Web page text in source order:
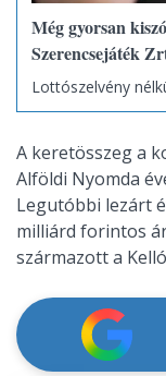
Még gyorsan
Szerencsejáték
Lottószelvény
A keretösszeg a
Alföldi Nyomda
Legutóbbi lezárt
milliárd forintos
származott a